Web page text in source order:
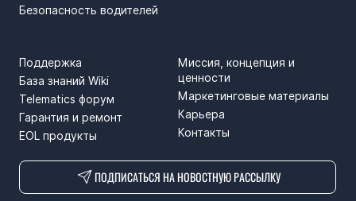
Безопасность водителей
Миссия, концепция и
ценности
Маркетинговые материалы
Карьера
Контакты
Поддержка
База знаний Wiki
Telematics форум
Гарантия и ремонт
EOL продукты
ПОДПИСАТЬСЯ НА НОВОСТНУЮ РАССЫЛКУ